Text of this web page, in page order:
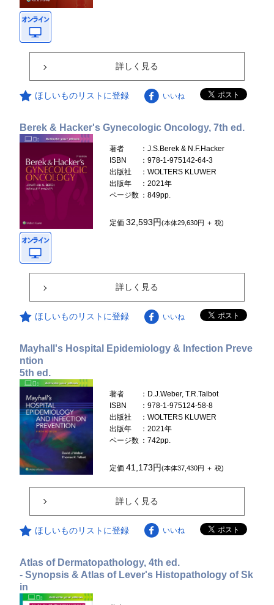
詳しく見る
ほしいものリストに登録 いいね
Berek & Hacker's Gynecologic Oncology, 7th ed.
著者
：J.S.Berek & N.F.Hacker
ISBN
：978-1-975142-64-3
出版社
：WOLTERS KLUWER
出版年
：2021年
ページ数 ：849pp.
定価32,593円(本体29,630円 ＋ 税)
詳しく見る
ほしいものリストに登録 いいね
Mayhall's Hospital Epidemiology & Infection Preve
ntion
5th ed.
著者
：D.J.Weber, T.R.Talbot
ISBN
：978-1-975124-58-8
出版社
：WOLTERS KLUWER
出版年
：2021年
ページ数 ：742pp.
定価41,173円(本体37,430円 ＋ 税)
詳しく見る
ほしいものリストに登録 いいね
Atlas of Dermatopathology, 4th ed.
- Synopsis & Atlas of Lever's Histopathology of Sk
in